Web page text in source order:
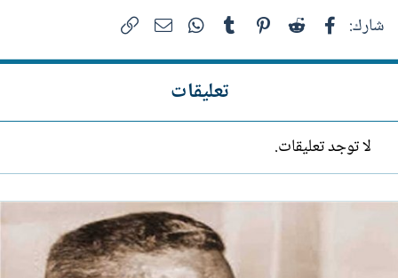
شارك: فيسبوك Reddit
Pinterest
Tumblr
WhatsAppالبريد الإلكتروني
تعليقات
لا توجد تعليقات.